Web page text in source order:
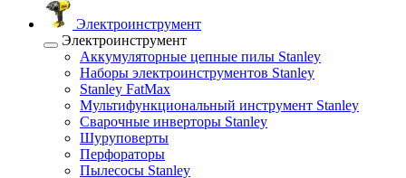
Электроинструмент
Электроинструмент
Аккумуляторные цепные пилы Stanley
Наборы электроинструментов Stanley
Stanley FatMax
Мультифункциональный инструмент Stanley
Сварочные инверторы Stanley
Шуруповерты
Перфораторы
Пылесосы Stanley